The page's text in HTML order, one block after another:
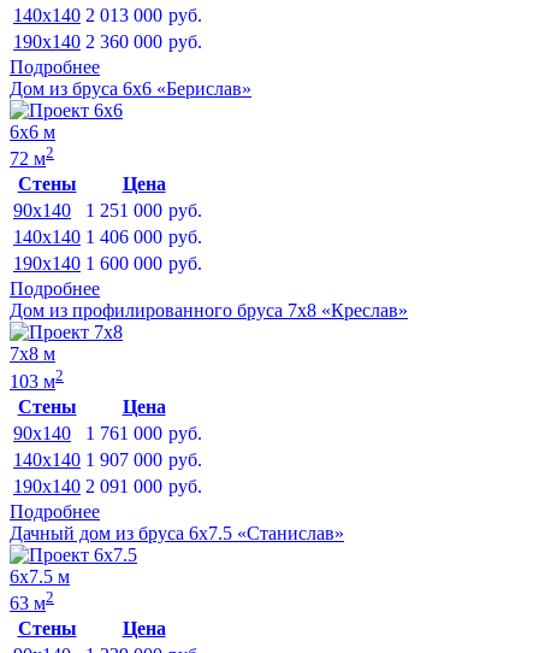
140x140 2 013 000 руб.
190x140 2 360 000 руб.
Подробнее
Дом из бруса 6х6 «Берислав»
6х6 м
72 м2
Стены
Цена
90x140
1 251 000 руб.
140x140 1 406 000 руб.
190x140 1 600 000 руб.
Подробнее
Дом из профилированного бруса 7х8 «Креслав»
7х8 м
103 м2
Стены
Цена
90x140
1 761 000 руб.
140x140 1 907 000 руб.
190x140 2 091 000 руб.
Подробнее
Дачный дом из бруса 6х7.5 «Станислав»
6х7.5 м
63 м2
Стены
Цена